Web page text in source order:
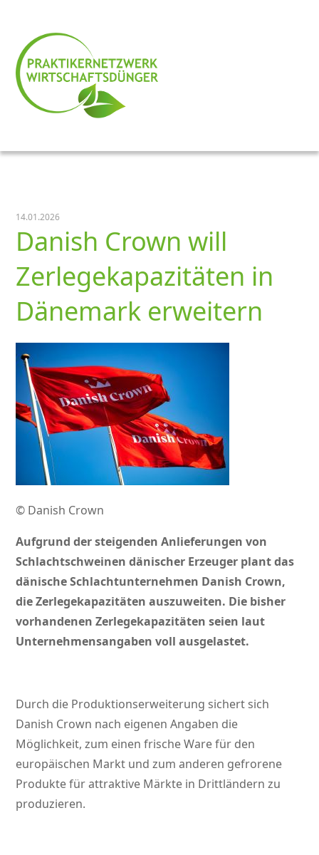
14.01.2026
Danish Crown will
Zerlegekapazitäten in
Dänemark erweitern
© Danish Crown
Aufgrund der steigenden Anlieferungen von
Schlachtschweinen dänischer Erzeuger plant das
dänische Schlachtunternehmen Danish Crown,
die Zerlegekapazitäten auszuweiten. Die bisher
vorhandenen Zerlegekapazitäten seien laut
Unternehmensangaben voll ausgelastet.
Durch die Produktionserweiterung sichert sich
Danish Crown nach eigenen Angaben die
Möglichkeit, zum einen frische Ware für den
europäischen Markt und zum anderen gefrorene
Produkte für attraktive Märkte in Drittländern zu
produzieren.